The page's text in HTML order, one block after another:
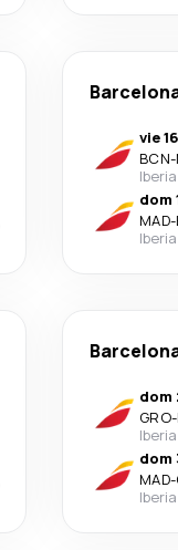
vie
BCN-
Iberia
dom
MAD-
Iberia
dom
GRO-
Iberia
dom
MAD-
Iberia